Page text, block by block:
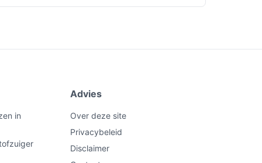
in
Advies
Over deze site
Privacybeleid
Disclaimer